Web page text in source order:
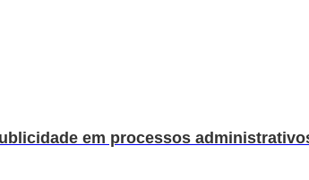
em processos